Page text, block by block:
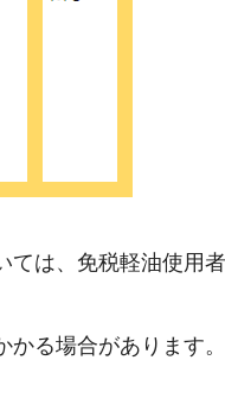
は、免税軽油使用
る場合があります